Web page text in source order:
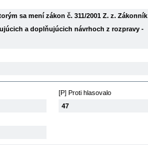
sa mení zákon č. 311/2001 Z. z. Zákonník
a doplňujúcich návrhoch z rozpravy -
[P] Proti hlasovalo
47